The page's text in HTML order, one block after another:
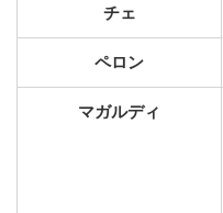
チェ
ペロン
マガルディ